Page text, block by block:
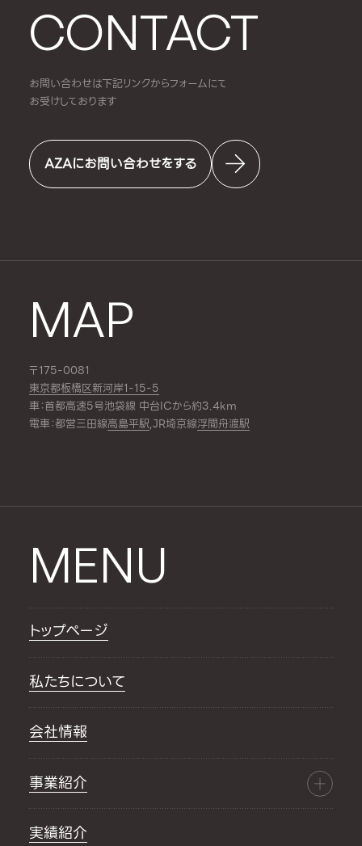
CONTACT
お問い合わせは下記リンクからフォームにて
お受けしております
AZAにお問い合わせをする
MAP
〒175-0081
東京都板橋区新河岸1-15-5
車：首都高速5号池袋線 中台ICから約3.4km
電車：都営三田線高島平駅,JR埼京線浮間舟渡駅
MENU
トップページ
私たちについて
会社情報
事業紹介
実績紹介